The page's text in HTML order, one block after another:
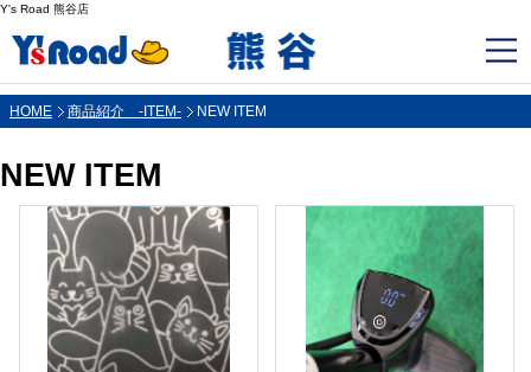
Y's Road 熊谷店
HOME 商品紹介 -ITEM- NEW ITEM
NEW ITEM